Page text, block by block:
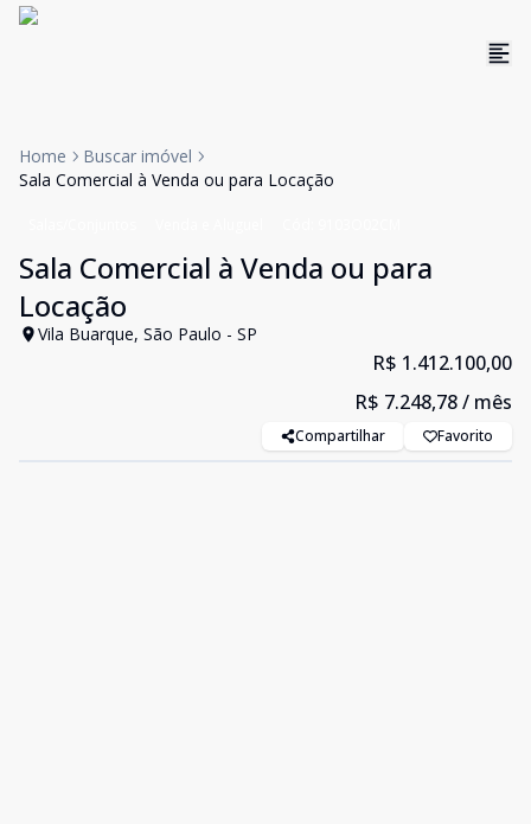
Home
Buscar imóvel
Sala Comercial à Venda ou para Locação
Sala Comercial à Venda ou para
Locação
Vila Buarque, São Paulo - SP
R$ 1.412.100,00
R$ 7.248,78/ mês
Compartilhar Favorito